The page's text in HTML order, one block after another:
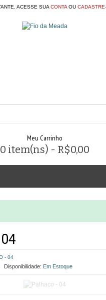
ACESSE SUA CONTAOU
Meu Carrinho
0 item(ns) - R$0,00
GRÁTIS
- 04
Disponibilidade: Em Estoque